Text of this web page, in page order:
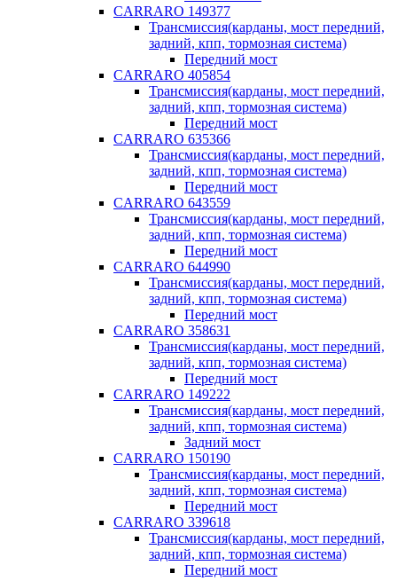
CARRARO 149377
Трансмиссия(карданы, мост передний,
задний, кпп, тормозная система)
Передний мост
CARRARO 405854
Трансмиссия(карданы, мост передний,
задний, кпп, тормозная система)
Передний мост
CARRARO 635366
Трансмиссия(карданы, мост передний,
задний, кпп, тормозная система)
Передний мост
CARRARO 643559
Трансмиссия(карданы, мост передний,
задний, кпп, тормозная система)
Передний мост
CARRARO 644990
Трансмиссия(карданы, мост передний,
задний, кпп, тормозная система)
Передний мост
CARRARO 358631
Трансмиссия(карданы, мост передний,
задний, кпп, тормозная система)
Передний мост
CARRARO 149222
Трансмиссия(карданы, мост передний,
задний, кпп, тормозная система)
Задний мост
CARRARO 150190
Трансмиссия(карданы, мост передний,
задний, кпп, тормозная система)
Передний мост
CARRARO 339618
Трансмиссия(карданы, мост передний,
задний, кпп, тормозная система)
Передний мост